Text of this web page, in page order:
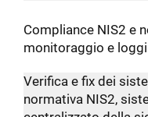
Compliance NIS2 e
monitoraggio e
Verifica e fix dei
normativa NIS2,